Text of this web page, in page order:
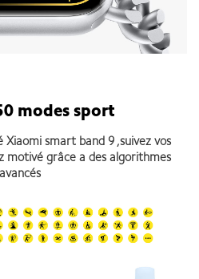
modes sport
smart band 9 ,suivez vos
motivé grâce a des algorithmes
avancés